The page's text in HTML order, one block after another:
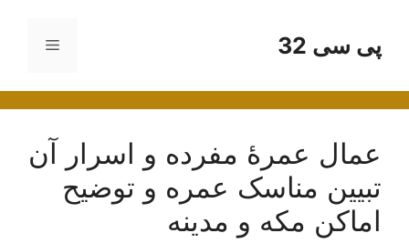
محتواپی سی 32 فهرست
عمال عمرۀ مفرده و اسرار آن
تبیین مناسک عمره و توضیح
اماکن مکه و مدینه